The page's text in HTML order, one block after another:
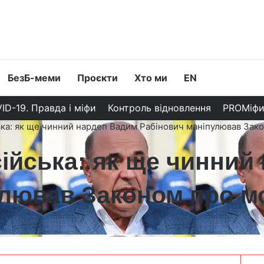
БезБ-меми Проєкти Хто ми EN
19. Правда і міфи Контроль відновлення PROМіфи
як ще чинний нардеп Вадим Рабінович маніпулював
як ще
Законом про